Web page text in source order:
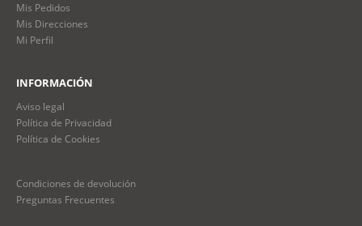
Mis Pedidos
Mis Direcciones
Mi Perfil
INFORMACIÓN
Aviso legal
Política de Privacidad
Política de Cookies
Condiciones de devolución
Preguntas Frecuentes